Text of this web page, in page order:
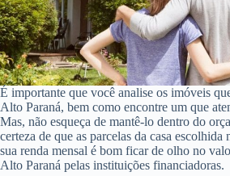
É importante que você analise os imóveis
Alto Paraná, bem como encontre um que
Mas, não esqueça de mantê-lo dentro do
certeza de que as parcelas da casa escolhida
sua renda mensal é bom ficar de olho no
Alto Paraná pelas instituições financiadoras.